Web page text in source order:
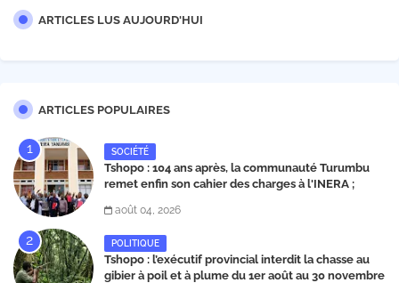
ARTICLES LUS AUJOURD'HUI
ARTICLES POPULAIRES
SOCIÉTÉ
Tshopo : 104 ans après, la communauté Turumbu
remet enfin son cahier des charges à l'INERA ;
août 04, 2026
POLITIQUE
Tshopo : l’exécutif provincial interdit la chasse au
gibier à poil et à plume du 1er août au 30 novembre